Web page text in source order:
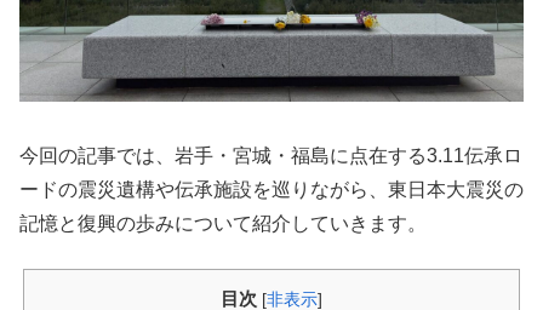
今回の記事では、岩手・宮城・福島に点在する3.11伝承ロ
ードの震災遺構や伝承施設を巡りながら、東日本大震災の
記憶と復興の歩みについて紹介していきます。
目次 [非表示]